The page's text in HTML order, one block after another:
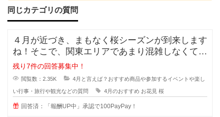
同じカテゴリの質問
４月が近づき、まもなく桜シーズンが到来します
ね！そこで、関東エリアであまり混雑しなくてゆ
っくりお花見が出来るおすすめスポ
残り7件の回答募集中！
閲覧数：2.35K 4月と言えば？おすすめ商品や参加するイベントや楽し
い行事・旅行や観光などの質問 4月のおすすめ お花見 桜
回答済：「報酬UP中」承認で100PayPay！